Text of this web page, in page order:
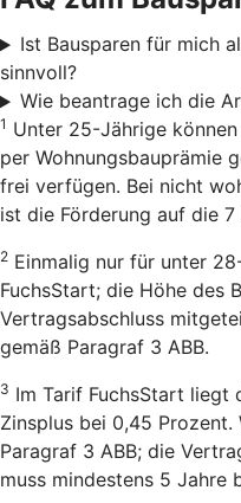
Ist Bausparen für mich
sinnvoll?
Wie beantrage ich die
1 Unter 25-Jährige
per Wohnungsbauprämie
frei verfügen. Bei nicht
ist die Förderung auf die
2 Einmalig nur für unter
FuchsStart; die Höhe des
Vertragsabschluss
gemäß Paragraf 3 ABB.
3 Im Tarif FuchsStart liegt
Zinsplus bei 0,45 Prozent.
Paragraf 3 ABB; die
muss mindestens 5 Jahre